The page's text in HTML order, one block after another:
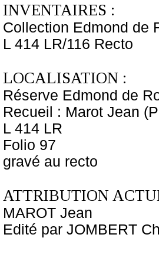
INVENTAIRES :
Collection Edmond de
L 414 LR/116 Recto
LOCALISATION :
Réserve Edmond de
Recueil : Marot Jean
L 414 LR
Folio 97
gravé au recto
ATTRIBUTION
MAROT Jean
Edité par JOMBERT